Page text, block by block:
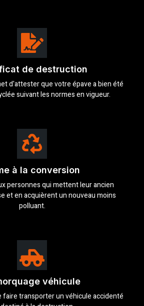
de destruction
d'attester que votre épave a bien été
suivant les normes en vigueur.
à la conversion
personnes qui mettent leur ancien
et en acquièrent un nouveau moins
polluant.
véhicule
faire transporter un véhicule accidenté